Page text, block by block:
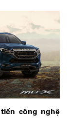
công nghệ